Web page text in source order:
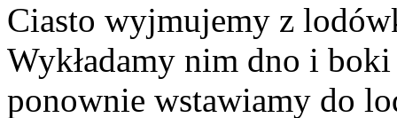
Ciasto wyjmujemy z
Wykładamy nim dno i
ponownie wstawiamy do